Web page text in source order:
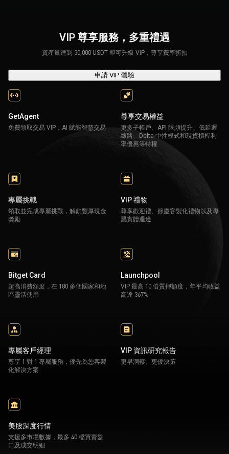
VIP 尊享服務，多重禮遇
資產量達到 30,000 USDT 即可升級 VIP，尊享費率折扣
申請 VIP 體驗
GetAgent
免費領取交易 VIP，AI 賦能智慧交易
尊享交易權益
更多子帳戶、API 限頻提升、低延遲
線路、Delta 中性模式和現貨槓桿利
率優惠等特權
專屬挑戰
領取並完成專屬挑戰，解鎖豐厚現金
獎勵
VIP 禮物
尊享歡迎禮、節慶客製化禮物以及專
屬實體週邊
Bitget Card
超高消費額度，在 180 多個國家和地
區靈活使用
Launchpool
VIP 最高 10 倍質押額度，年平均收益
高達 367%
專屬客戶經理
尊享 1 對 1 專屬服務，優先為您客製
化解決方案
VIP 資訊研究報告
更早洞察、更優決策
美股深度行情
支援多市場數據，最多 40 檔買賣盤
口及成交明細